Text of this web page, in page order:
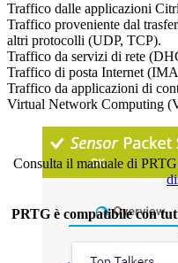
Traffico dalle applicazioni
Traffico proveniente dal
altri protocolli (UDP, TCP).
Traffico da servizi di rete
Traffico di posta Internet
Traffico da applicazioni di
Virtual Network Computing
Consulta il manuale di
PRTG è compatibile con